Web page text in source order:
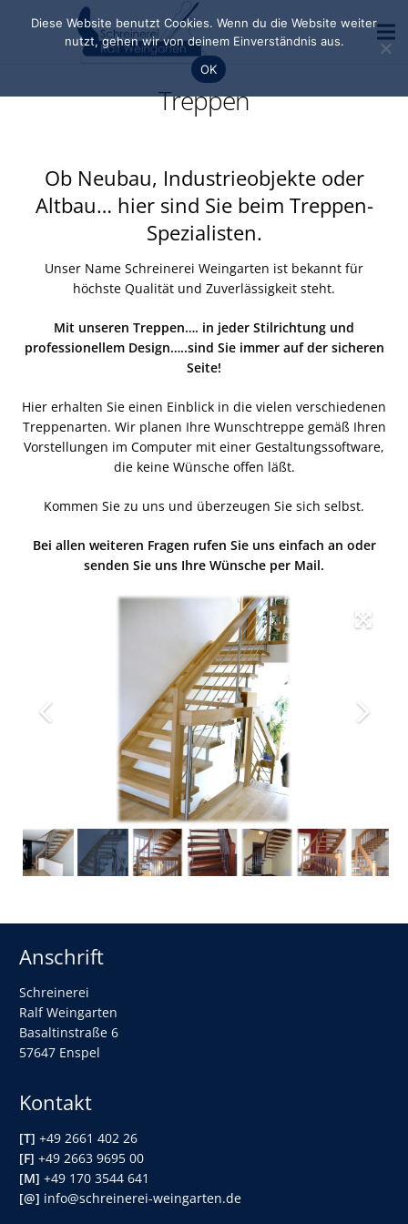
Produkte und Leistungen
Gewerbeobjekte
Liftstar
Kontakt
Treppen
Ob Neubau, Industrieobjekte oder
Altbau… hier sind Sie beim Treppen-
Spezialisten.
Unser Name Schreinerei Weingarten ist bekannt für
höchste Qualität und Zuverlässigkeit steht.
Mit unseren Treppen…. in jeder Stilrichtung und
professionellem Design…..sind Sie immer auf der sicheren
Seite!
Hier erhalten Sie einen Einblick in die vielen verschiedenen
Treppenarten. Wir planen Ihre Wunschtreppe gemäß Ihren
Vorstellungen im Computer mit einer Gestaltungssoftware,
die keine Wünsche offen läßt.
Kommen Sie zu uns und überzeugen Sie sich selbst.
Bei allen weiteren Fragen rufen Sie uns einfach an oder
senden Sie uns Ihre Wünsche per Mail.
Anschrift
Schreinerei
Ralf Weingarten
Basaltinstraße 6
57647 Enspel
Kontakt
[T] +49 2661 402 26
[F] +49 2663 9695 00
[M] +49 170 3544 641
[@] info@schreinerei-weingarten.de
Diese Website benutzt Cookies. Wenn du die Website weiter
nutzt, gehen wir von deinem Einverständnis aus.
OK